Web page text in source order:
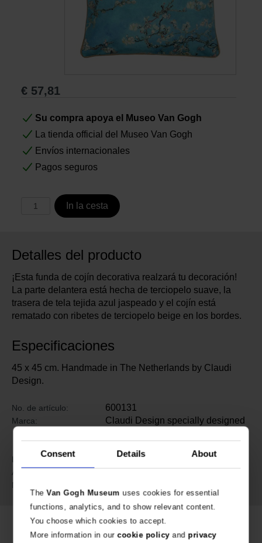
Consent Details About
TheVan Gogh Museum uses cookies for essential
functions, analytics, and to show relevant content.
You choose which cookies to accept.
More information in ourcookie policyand privacy
Lienzos y Láminas
Regalos
€ 57,81
Su compra apoya el Museo Van Gogh
La tienda official del Museo Van Gogh
Envíos internacionales
Pagos seguros
In la cesta
Detalles del producto
¡Esta funda de cojín decorativa realzará tu decoración!
La parte delantera está hecha de terciopelo suave, la
trasera de tela tejida azul jaspeado y el cojín está
rematado con ribetes de terciopelo beige en los bordes.
Especificaciones
45 x 45 cm. Handmade in The Netherlands by Claudi
Design.
No. de artículo: 600131
Marca:
Claudi Design specially designed
Length: 45 cm
Ancho: 45 cm
Material: